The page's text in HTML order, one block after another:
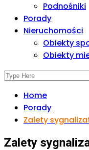
Podnośniki
Porady
Nieruchomości
Obiekty
Obiekty
Home
Porady
Zalety
Zalety